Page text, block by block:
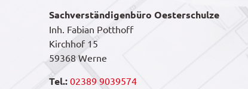
Sachverständigenbüro Oesterschulze
Inh. Fabian Potthoff
Kirchhof 15
59368 Werne
Tel.: 02389 9039574